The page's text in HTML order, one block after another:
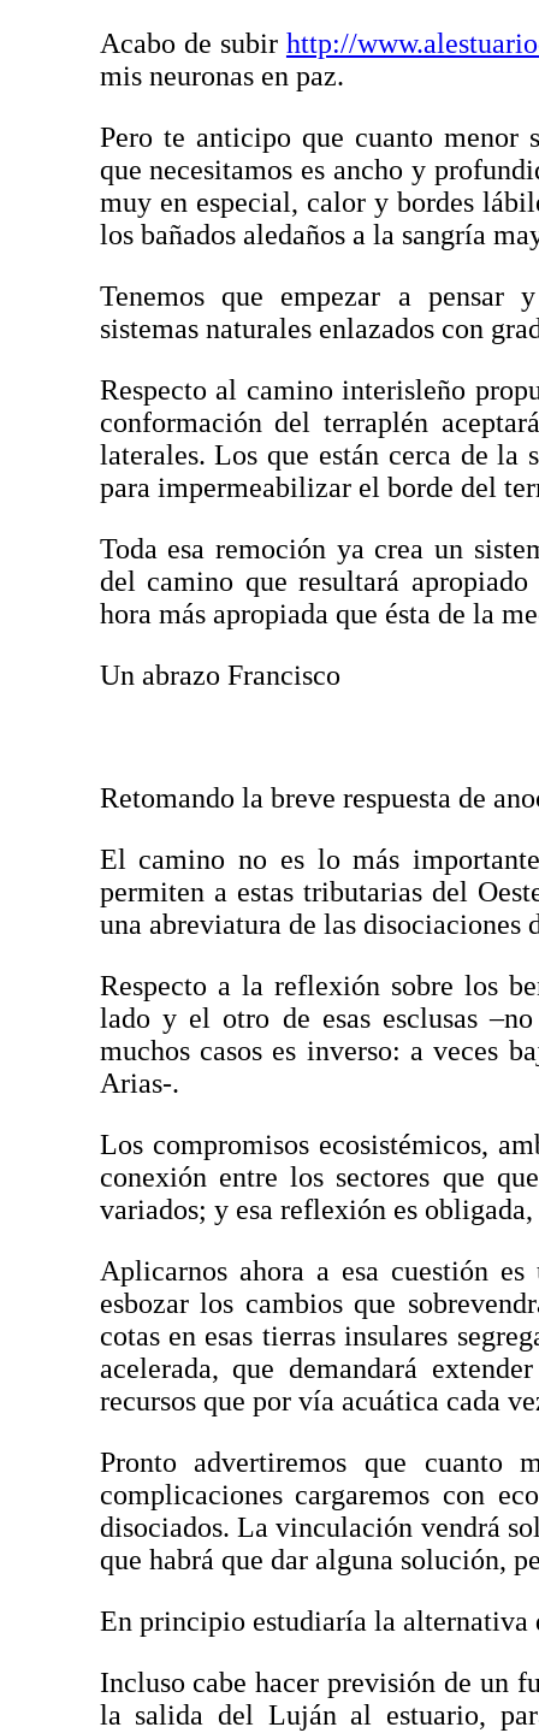
Acabo de subir http://
mis neuronas en paz.
Pero te anticipo que cuanto menor
que necesitamos es ancho y
muy en especial, calor y bordes
los bañados aledaños a la sangría
Tenemos que empezar a pensar
sistemas naturales enlazados con
Respecto al camino interisleño
conformación del terraplén
laterales. Los que están cerca de la
para impermeabilizar el borde del
Toda esa remoción ya crea un
del camino que resultará
hora más apropiada que ésta de la
Un abrazo Francisco
Retomando la breve respuesta de
El camino no es lo más
permiten a estas tributarias del
una abreviatura de las disociaciones
Respecto a la reflexión sobre los
lado y el otro de esas esclusas
muchos casos es inverso: a veces
Arias-.
Los compromisos ecosistémicos,
conexión entre los sectores que
variados; y esa reflexión es
Aplicarnos ahora a esa cuestión
esbozar los cambios que
cotas en esas tierras insulares
acelerada, que demandará
recursos que por vía acuática cada
Pronto advertiremos que cuanto
complicaciones cargaremos con
disociados. La vinculación vendrá
que habrá que dar alguna solución,
En principio estudiaría la alternativa
Incluso cabe hacer previsión de un
la salida del Luján al estuario,